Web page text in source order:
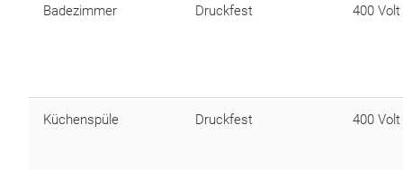
Badezimmer Druckfest 400 Volt
Küchenspüle Druckfest 400 Volt